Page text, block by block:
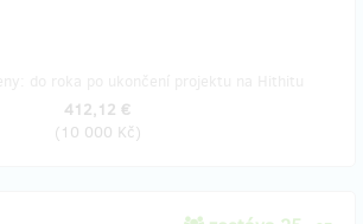
412,12 €
(10 000 Kč)